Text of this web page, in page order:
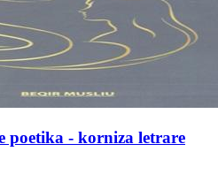
poetika - korniza letrare